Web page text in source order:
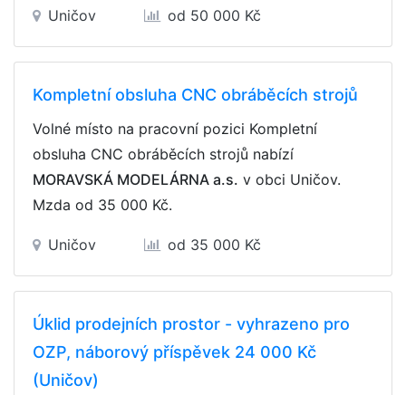
Uničov od 50 000 Kč
Kompletní obsluha CNC obráběcích strojů
Volné místo na pracovní pozici Kompletní
obsluha CNC obráběcích strojů nabízí
MORAVSKÁ MODELÁRNA a.s. v obci Uničov.
Mzda od 35 000 Kč.
Uničov od 35 000 Kč
Úklid prodejních prostor - vyhrazeno pro
OZP, náborový příspěvek 24 000 Kč
(Uničov)